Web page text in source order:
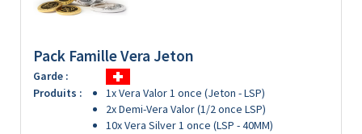
Pack Famille Vera Jeton
Garde :
Produits :
1x Vera Valor 1 once (Jeton - LSP)
2x Demi-Vera Valor (1/2 once LSP)
10x Vera Silver 1 once (LSP - 40MM)